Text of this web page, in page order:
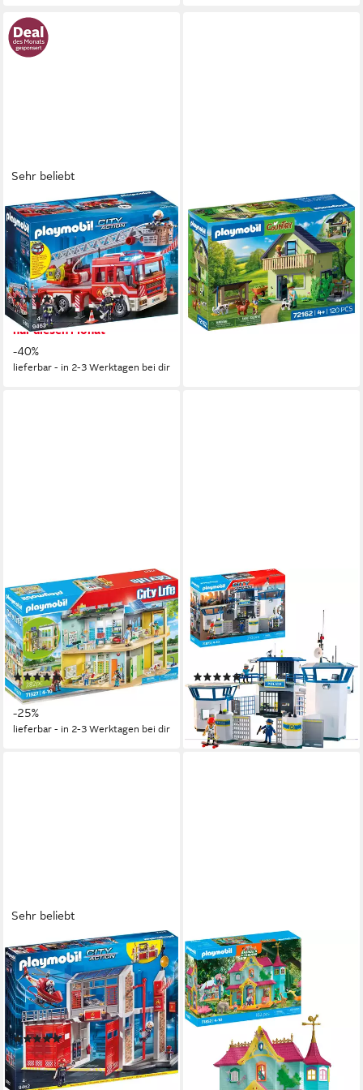
Sehr beliebt
PLAYMOBIL®
Feuerwehr-Leiterfahrzeug
(9463), My Action Heroes
Konstruktions-Spielset, Made
in Germany
(110)
ab 47,99 € UVP 79,99 €
nur diesen Monat
-40%
lieferbar - in 2-3 Werktagen bei dir
PLAYMOBIL®
Bauernhaus (72162), Country
Konstruktions-Spielset, Made
in Europe
ab 47,29 € UVP 59,99 €
-21%
lieferbar - in 1-2 Werktagen bei dir
PLAYMOBIL®
Große Schule (71327), My
City Life Konstruktions-
Spielset, (282 St), Made in
Germany
(8)
ab 89,89 € UVP119,99 €
-25%
lieferbar - in 2-3 Werktagen bei dir
PLAYMOBIL®
Polizei-Kommandozentrale
(71873), Action Heroes
Konstruktions-Spielset, (253
St), Made in Europe
(4)
ab 62,48 € UVP99,99 €
-38%
lieferbar - in 2-3 Werktagen bei dir
Sehr beliebt
PLAYMOBIL®
Große Feuerwache (9462),
My Action Heroes
Konstruktions-Spielset, Made
in Germany
(101)
ab 59,99 € UVP99,99 €
-40%
PLAYMOBIL®
Kunterbunte Tiervilla (71852),
Animals & Friends
Konstruktions-Spielset, (162
St), Made in Germany
ab 73,84 € UVP119,99 €
-38%
lieferbar - in 2-3 Werktagen bei dir